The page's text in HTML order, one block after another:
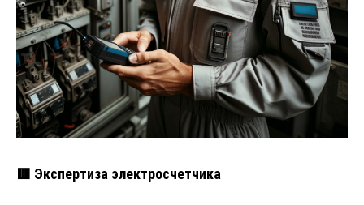
🟥 Экспертиза электросчетчика